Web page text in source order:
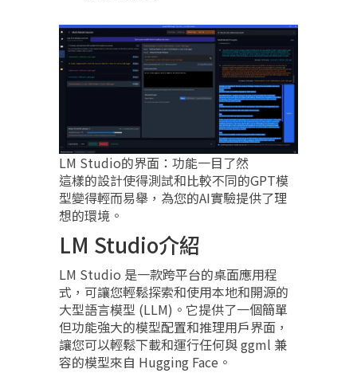
LM Studio的界面：功能一目了然
這樣的設計使得測試和比較不同的GPT模
型變得輕而易舉，為您的AI實驗提供了理
想的環境。
LM Studio介紹
LM Studio 是一款跨平台的桌面應用程
式，可讓您輕鬆探索和使用本地和開源的
大型語言模型 (LLM)。它提供了一個簡單
但功能強大的模型配置和推理用戶界面，
讓您可以輕鬆下載和運行任何與 ggml 兼
容的模型來自 Hugging Face。